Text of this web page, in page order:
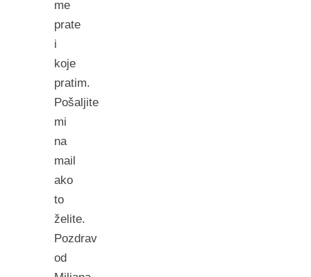
me
prate
i
koje
pratim.
Pošaljite
mi
na
mail
ako
to
želite.
Pozdrav
od